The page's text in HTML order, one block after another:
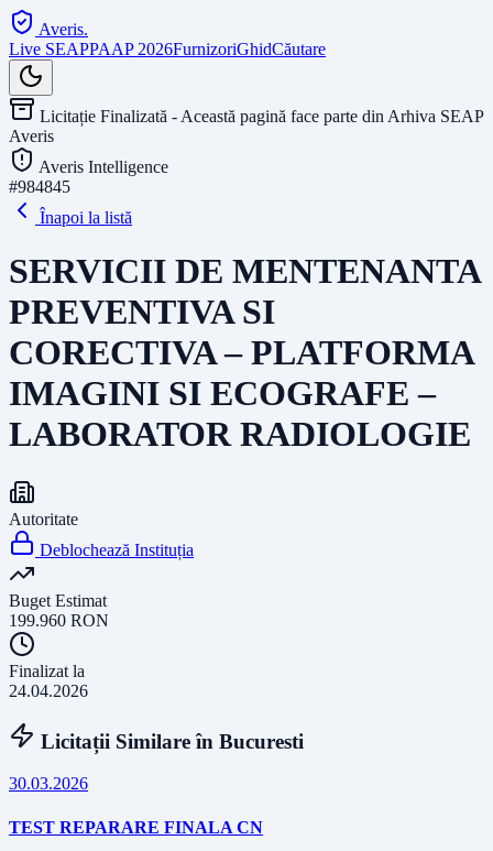
Averis.
Live SEAPPAAP 2026FurnizoriGhidCăutare
Licitație Finalizată - Această pagină face parte din Arhiva SEAP
Averis
Averis Intelligence
#984845
Înapoi la listă
SERVICII DE MENTENANTA
PREVENTIVA SI
CORECTIVA – PLATFORMA
IMAGINI SI ECOGRAFE –
LABORATOR RADIOLOGIE
Autoritate
Deblochează Instituția
Buget Estimat
199.960 RON
Finalizat la
24.04.2026
Licitații Similare în Bucuresti
30.03.2026
TEST REPARARE FINALA CN